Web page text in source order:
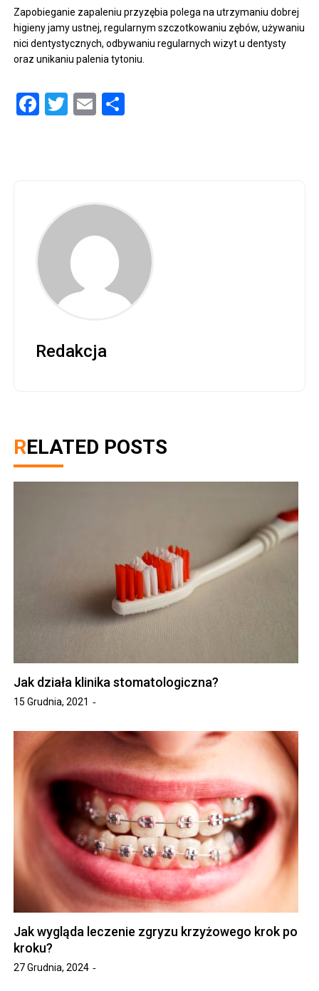
Zapobieganie zapaleniu przyzębia polega na utrzymaniu dobrej
higieny jamy ustnej, regularnym szczotkowaniu zębów, używaniu
nici dentystycznych, odbywaniu regularnych wizyt u dentysty
oraz unikaniu palenia tytoniu.
Facebook
Twitter
Email
Redakcja
RELATED POSTS
Jak działa klinika stomatologiczna?
15 Grudnia, 2021
Jak wygląda leczenie zgryzu krzyżowego krok po
kroku?
27 Grudnia, 2024